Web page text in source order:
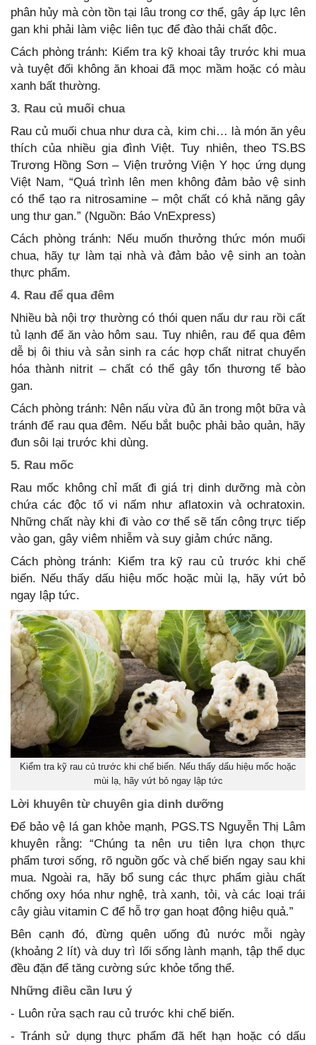
phân hủy mà còn tồn tại lâu trong cơ thể, gây áp lực lên
gan khi phải làm việc liên tục để đào thải chất độc.
Cách phòng tránh: Kiểm tra kỹ khoai tây trước khi mua
và tuyệt đối không ăn khoai đã mọc mầm hoặc có màu
xanh bất thường.
3. Rau củ muối chua
Rau củ muối chua như dưa cà, kim chi… là món ăn yêu
thích của nhiều gia đình Việt. Tuy nhiên, theo TS.BS
Trương Hồng Sơn – Viện trưởng Viện Y học ứng dụng
Việt Nam, “Quá trình lên men không đảm bảo vệ sinh
có thể tạo ra nitrosamine – một chất có khả năng gây
ung thư gan.” (Nguồn: Báo VnExpress)
Cách phòng tránh: Nếu muốn thưởng thức món muối
chua, hãy tự làm tại nhà và đảm bảo vệ sinh an toàn
thực phẩm.
4. Rau để qua đêm
Nhiều bà nội trợ thường có thói quen nấu dư rau rồi cất
tủ lạnh để ăn vào hôm sau. Tuy nhiên, rau để qua đêm
dễ bị ôi thiu và sản sinh ra các hợp chất nitrat chuyển
hóa thành nitrit – chất có thể gây tổn thương tế bào
gan.
Cách phòng tránh: Nên nấu vừa đủ ăn trong một bữa và
tránh để rau qua đêm. Nếu bắt buộc phải bảo quản, hãy
đun sôi lại trước khi dùng.
5. Rau mốc
Rau mốc không chỉ mất đi giá trị dinh dưỡng mà còn
chứa các độc tố vi nấm như aflatoxin và ochratoxin.
Những chất này khi đi vào cơ thể sẽ tấn công trực tiếp
vào gan, gây viêm nhiễm và suy giảm chức năng.
Cách phòng tránh: Kiểm tra kỹ rau củ trước khi chế
biến. Nếu thấy dấu hiệu mốc hoặc mùi lạ, hãy vứt bỏ
ngay lập tức.
Kiểm tra kỹ rau củ trước khi chế biến. Nếu thấy dấu hiệu mốc hoặc
mùi lạ, hãy vứt bỏ ngay lập tức
Lời khuyên từ chuyên gia dinh dưỡng
Để bảo vệ lá gan khỏe mạnh, PGS.TS Nguyễn Thị Lâm
khuyên rằng: “Chúng ta nên ưu tiên lựa chọn thực
phẩm tươi sống, rõ nguồn gốc và chế biến ngay sau khi
mua. Ngoài ra, hãy bổ sung các thực phẩm giàu chất
chống oxy hóa như nghệ, trà xanh, tỏi, và các loại trái
cây giàu vitamin C để hỗ trợ gan hoạt động hiệu quả.”
Bên cạnh đó, đừng quên uống đủ nước mỗi ngày
(khoảng 2 lít) và duy trì lối sống lành mạnh, tập thể dục
đều đặn để tăng cường sức khỏe tổng thể.
Những điều cần lưu ý
- Luôn rửa sạch rau củ trước khi chế biến.
- Tránh sử dụng thực phẩm đã hết hạn hoặc có dấu